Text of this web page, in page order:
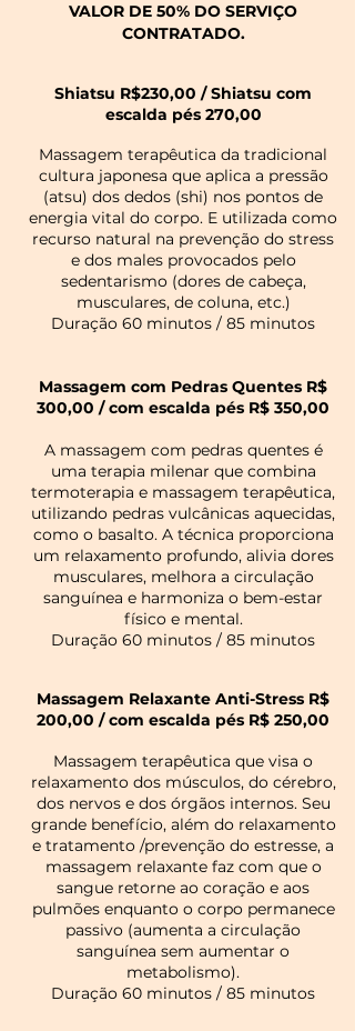
VALOR DE 50% DO SERVIÇO
CONTRATADO.
Shiatsu R$230,00 / Shiatsu com
escalda pés 270,00
Massagem terapêutica da tradicional
cultura japonesa que aplica a pressão
(atsu) dos dedos (shi) nos pontos de
energia vital do corpo. E utilizada como
recurso natural na prevenção do stress
e dos males provocados pelo
sedentarismo (dores de cabeça,
musculares, de coluna, etc.)
Duração 60 minutos / 85 minutos
Massagem com Pedras Quentes R$
300,00 / com escalda pés R$ 350,00
A massagem com pedras quentes é
uma terapia milenar que combina
termoterapia e massagem terapêutica,
utilizando pedras vulcânicas aquecidas,
como o basalto. A técnica proporciona
um relaxamento profundo, alivia dores
musculares, melhora a circulação
sanguínea e harmoniza o bem-estar
físico e mental.
Duração 60 minutos / 85 minutos
Massagem Relaxante Anti-Stress R$
200,00 / com escalda pés R$ 250,00
Massagem terapêutica que visa o
relaxamento dos músculos, do cérebro,
dos nervos e dos órgãos internos. Seu
grande benefício, além do relaxamento
e tratamento /prevenção do estresse, a
massagem relaxante faz com que o
sangue retorne ao coração e aos
pulmões enquanto o corpo permanece
passivo (aumenta a circulação
sanguínea sem aumentar o
metabolismo).
Duração 60 minutos / 85 minutos